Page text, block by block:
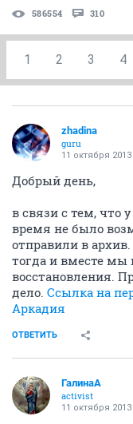
586554 310
1 2 3 4
zhadina
guru
11 октября 2013
Добрый день,
в связи с тем, что
время не было
отправили в
тогда и вместе мы
восстановления.
дело. Ссылка на
Аркадия
ОТВЕТИТЬ
ГалинаА
activist
11 октября 2013